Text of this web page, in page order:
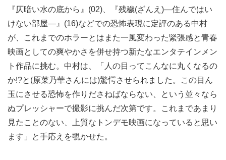
『仄暗い水の底から』(02)、『残穢(ざんえ)―住んではい
けない部屋―』(16)などでの恐怖表現に定評のある中村
が、これまでのホラーとはまた一風変わった緊張感と青春
映画としての爽やかさを併せ持つ新たなエンタテインメン
ト作品に挑む。中村は、「人の目ってこんなに丸くなるの
か!?と(原菜乃華さんには)驚愕させられました。この目ん
玉にさせる恐怖を作りださねばならない、という並々なら
ぬプレッシャーで撮影に挑んだ次第です。これまであまり
見たことのない、上質なトンデモ映画になっていると思い
ます」と手応えを覗かせた。